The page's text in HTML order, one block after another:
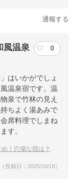
通報する
風温泉
0
はいかがでしょ
温泉宿です。温
泉で竹林の見え
ちよく湯あみで
席料理でしまね
す。
！穴場な宿は？
投稿日：2025/10/18）